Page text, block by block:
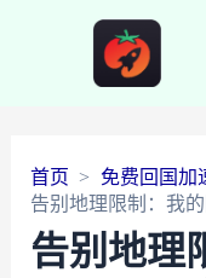
首页
免费回国加
告别地理限制：我
告别地理